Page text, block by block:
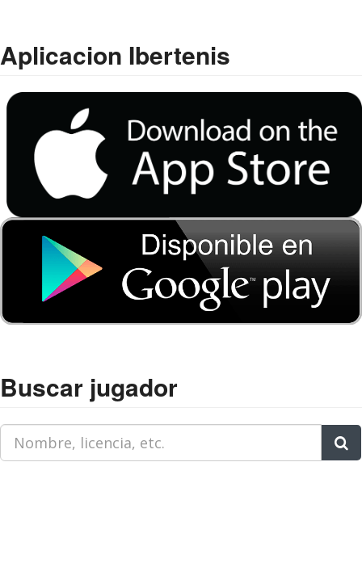
Aplicacion Ibertenis
Buscar jugador